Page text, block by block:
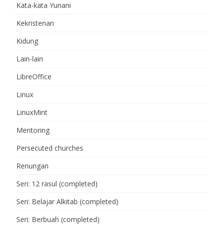
Kata-kata Yunani
Kekristenan
Kidung
Lain-lain
LibreOffice
Linux
LinuxMint
Mentoring
Persecuted churches
Renungan
Seri: 12 rasul (completed)
Seri: Belajar Alkitab (completed)
Seri: Berbuah (completed)